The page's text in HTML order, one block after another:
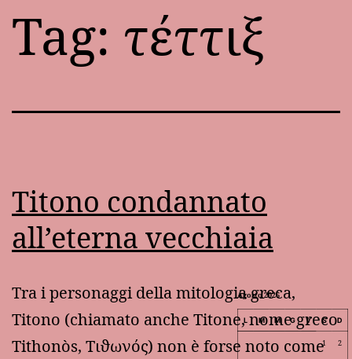
Tag: τέττιξ
Titono condannato
all’eterna vecchiaia
Tra i personaggi della mitologia greca,
Titono (chiamato anche Titone, nome greco
Tithonòs, Τιϑωνός) non è forse noto come
Agosto 2026
L M M G V S D
1 2